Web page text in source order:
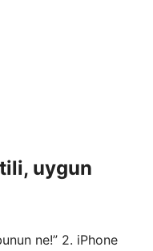
uygun
ne!” 2. iPhone